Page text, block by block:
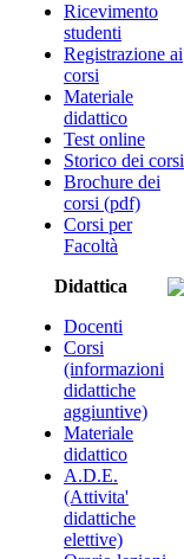
Ricevimento
studenti
Registrazione ai
corsi
Materiale
didattico
Test online
Storico dei corsi
Brochure dei
corsi (pdf)
Corsi per
Facoltà
Didattica
Docenti
Corsi
(informazioni
didattiche
aggiuntive)
Materiale
didattico
A.D.E.
(Attivita'
didattiche
elettive)